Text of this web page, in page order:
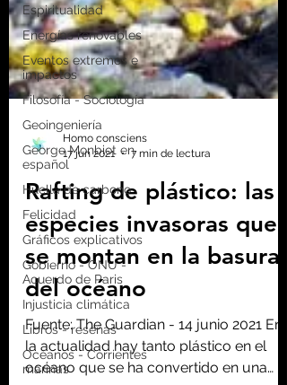
Espiritualidad
Energías renovables
Eventos extremos e
impactos
Filosofía - Sociología
Geoingeniería
George Monbiot en
español
Huella de carbono
Felicidad
Gráficos explicativos
Gobierno - ONU -
Acuerdo de Paris
Injusticia climática
Libros - reseñas
Océanos - Corrientes
marinas
Homo consciens
17 jun 2021
Rafting de plástico: las
especies invasoras que
se montan en la basura